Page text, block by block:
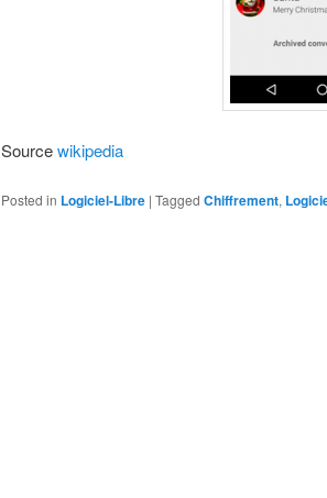
Sourcewikipedia
Posted in Logiciel-Libre | Tagged Chiffrement,